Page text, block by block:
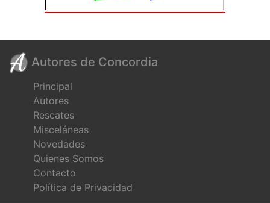
Autores de Concordia
Principal
Autores
Rescates
Misceláneas
Novedades
Quienes Somos
Contacto
Política de Privacidad